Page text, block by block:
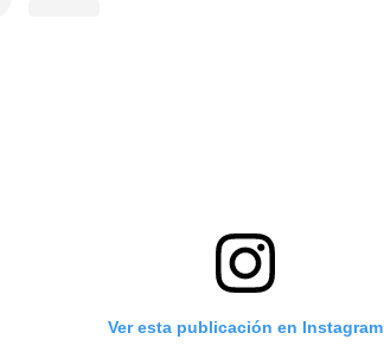
Ver esta publicación en Instagram